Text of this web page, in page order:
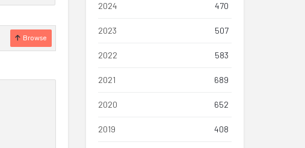
Browse
2024 470
2023 507
2022 583
2021 689
2020 652
2019 408